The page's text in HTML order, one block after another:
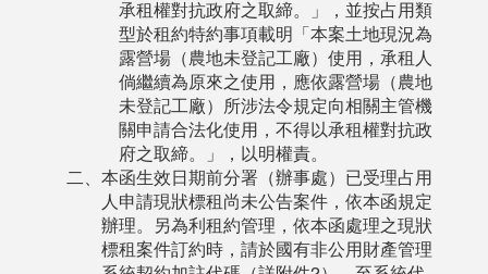
承租權對抗政府之取締。」，並按占用類
型於租約特約事項載明「本案土地現況為
露營場（農地未登記工廠）使用，承租人
倘繼續為原來之使用，應依露營場（農地
未登記工廠）所涉法令規定向相關主管機
關申請合法化使用，不得以承租權對抗政
府之取締。」，以明權責。
二、本函生效日期前分署（辦事處）已受理占用
人申請現狀標租尚未公告案件，依本函規定
辦理。另為利租約管理，依本函處理之現狀
標租案件訂約時，請於國有非公用財產管理